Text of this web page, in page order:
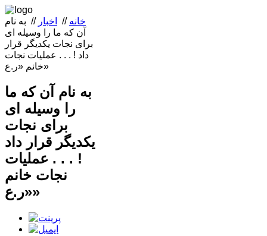
خانه // اخبار // به نام
آن که ما را وسیله ای
برای نجات یکدیگر قرار
داد ! . . . عملیات نجات
خانم «ر.ع»
به نام آن که ما
را وسیله ای
برای نجات
یکدیگر قرار داد
! . . . عملیات
نجات خانم
«ر.ع»